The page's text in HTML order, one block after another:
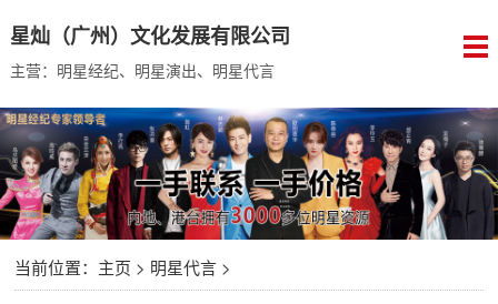
星灿（广州）文化发展有限公司
主营：明星经纪、明星演出、明星代言
当前位置： 主页 > 明星代言>